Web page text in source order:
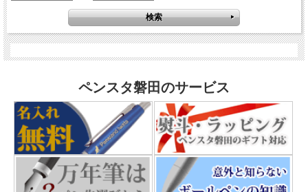
ペンスタ磐田のサービス